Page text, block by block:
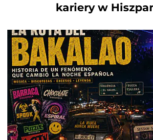
kariery w